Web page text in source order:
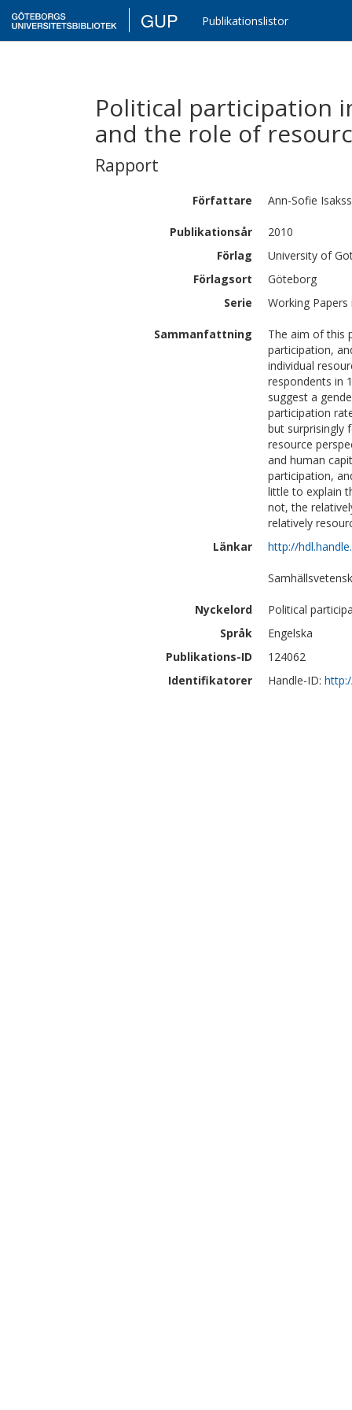
GUP Publikationslistor
Political participation
and the role of
Rapport
Författare Ann-Sofie
Publikationsår
2010
Förlag
University of
Förlagsort
Göteborg
Serie
Working
Sammanfattning
The aim of this
participation,
individual
respondents in
suggest a
participation
but surprisingly
resource
and human
participation,
little to explain
not, the
relatively
Länkar
http://
Nyckelord
Political
Språk
Engelska
Publikations-ID
124062
Identifikatorer
Handle-ID: